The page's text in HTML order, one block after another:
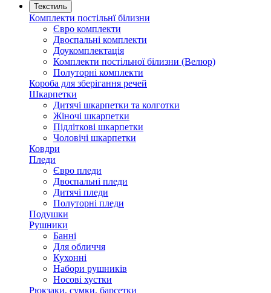
Текстиль
Комплекти постільнї білизни
Євро комплекти
Двоспальні комплекти
Доукомплектація
Комплекти постільної білизни (Велюр)
Полуторні комплекти
Короба для зберігання речей
Шкарпетки
Дитячі шкарпетки та колготки
Жіночі шкарпетки
Підліткові шкарпетки
Чоловічі шкарпетки
Ковдри
Пледи
Євро пледи
Двоспальні пледи
Дитячі пледи
Полуторні пледи
Подушки
Рушники
Банні
Для обличчя
Кухонні
Набори рушників
Носові хустки
Рюкзаки, сумки, барсетки